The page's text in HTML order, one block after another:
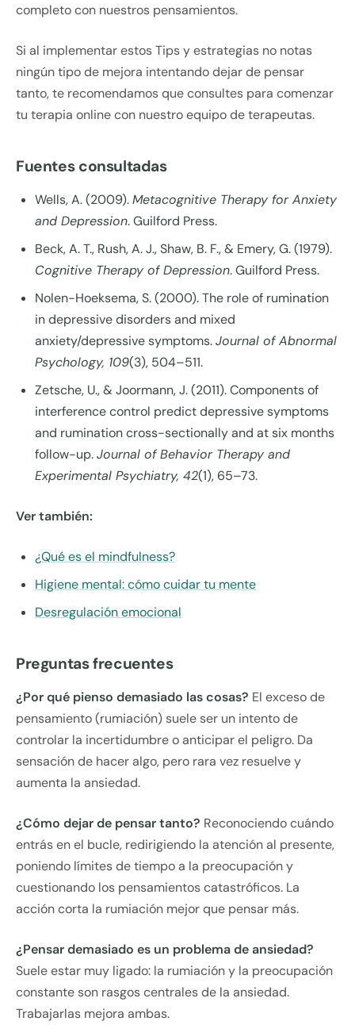
completo con nuestros pensamientos.
Si al implementar estos Tips y estrategias no notas
ningún tipo de mejora intentando dejar de pensar
tanto, te recomendamos que consultes para comenzar
tu terapia online con nuestro equipo de terapeutas.
Fuentes consultadas
Wells, A. (2009).Metacognitive Therapy for Anxiety
and Depression. Guilford Press.
Beck, A. T., Rush, A. J., Shaw, B. F., & Emery, G. (1979).
Cognitive Therapy of Depression. Guilford Press.
Nolen-Hoeksema, S. (2000). The role of rumination
in depressive disorders and mixed
anxiety/depressive symptoms.Journal of Abnormal
Psychology, 109(3), 504–511.
Zetsche, U., & Joormann, J. (2011). Components of
interference control predict depressive symptoms
and rumination cross-sectionally and at six months
follow-up.Journal of Behavior Therapy and
Experimental Psychiatry, 42(1), 65–73.
Ver también:
¿Qué es el mindfulness?
Higiene mental: cómo cuidar tu mente
Desregulación emocional
Preguntas frecuentes
¿Por qué pienso demasiado las cosas? El exceso de
pensamiento (rumiación) suele ser un intento de
controlar la incertidumbre o anticipar el peligro. Da
sensación de hacer algo, pero rara vez resuelve y
aumenta la ansiedad.
¿Cómo dejar de pensar tanto? Reconociendo cuándo
entrás en el bucle, redirigiendo la atención al presente,
poniendo límites de tiempo a la preocupación y
cuestionando los pensamientos catastróficos. La
acción corta la rumiación mejor que pensar más.
¿Pensar demasiado es un problema de ansiedad?
Suele estar muy ligado: la rumiación y la preocupación
constante son rasgos centrales de la ansiedad.
Trabajarlas mejora ambas.